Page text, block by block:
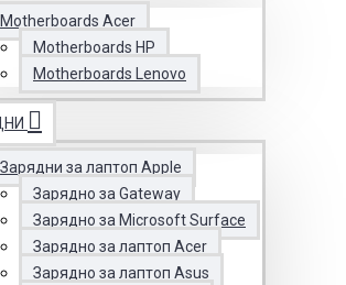
Motherboards Acer
Motherboards HP
Motherboards Lenovo
Зарядни за лаптоп Apple
Зарядно за Gateway
Зарядно за Microsoft Surface
Зарядно за лаптоп Acer
Зарядно за лаптоп Asus